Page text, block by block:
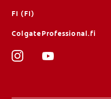
FI (FI)
ColgateProfessional.fi